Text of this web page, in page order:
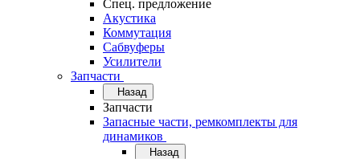
Спец. предложение
Акустика
Коммутация
Сабвуферы
Усилители
Запчасти
Назад
Запчасти
Запасные части, ремкомплекты для
динамиков
Назад